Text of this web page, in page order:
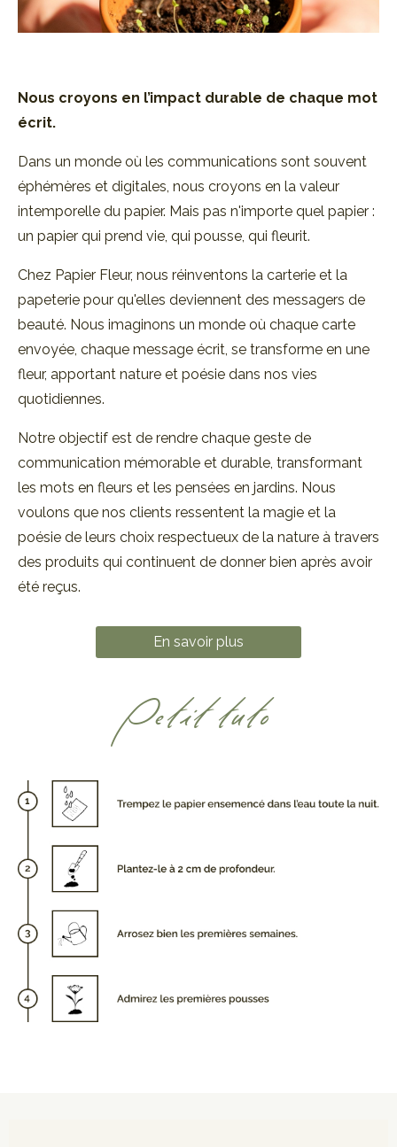
Nous croyons en l’impact durable de chaque mot
écrit.
Dans un monde où les communications sont souvent
éphémères et digitales, nous croyons en la valeur
intemporelle du papier. Mais pas n'importe quel papier :
un papier qui prend vie, qui pousse, qui fleurit.
Chez Papier Fleur, nous réinventons la carterie et la
papeterie pour qu'elles deviennent des messagers de
beauté. Nous imaginons un monde où chaque carte
envoyée, chaque message écrit, se transforme en une
fleur, apportant nature et poésie dans nos vies
quotidiennes.
Notre objectif est de rendre chaque geste de
communication mémorable et durable, transformant
les mots en fleurs et les pensées en jardins. Nous
voulons que nos clients ressentent la magie et la
poésie de leurs choix respectueux de la nature à travers
des produits qui continuent de donner bien après avoir
été reçus.
En savoir plus
Petit tuto